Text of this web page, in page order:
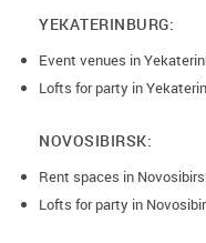
YEKATERINBURG:
Event venues in
Lofts for party in
NOVOSIBIRSK:
Rent spaces in
Lofts for party in